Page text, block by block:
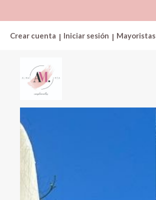
Crear cuenta | Iniciar sesión | Mayoristas